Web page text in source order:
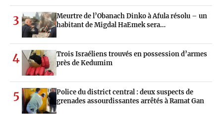
3
Meurtre de l’Obanach Dinko à Afula résolu – un
habitant de Migdal HaEmek sera…
4
Trois Israéliens trouvés en possession d’armes
près de Kedumim
5
Police du district central : deux suspects de
grenades assourdissantes arrêtés à Ramat Gan